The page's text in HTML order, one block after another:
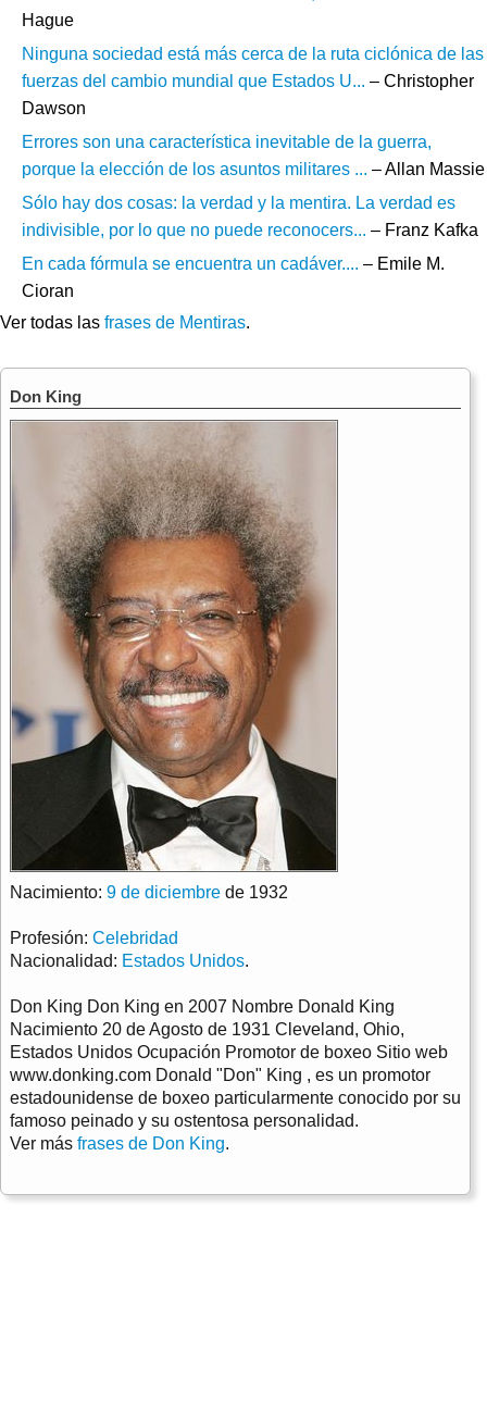
Hague
Ninguna sociedad está más cerca de la ruta ciclónica de las
fuerzas del cambio mundial que Estados U... – Christopher
Dawson
Errores son una característica inevitable de la guerra,
porque la elección de los asuntos militares ... – Allan Massie
Sólo hay dos cosas: la verdad y la mentira. La verdad es
indivisible, por lo que no puede reconocers... – Franz Kafka
En cada fórmula se encuentra un cadáver.... – Emile M.
Cioran
Ver todas las frases de Mentiras.
Don King
Nacimiento: 9 de diciembre de 1932
Profesión: Celebridad
Nacionalidad: Estados Unidos.
Don King Don King en 2007 Nombre Donald King
Nacimiento 20 de Agosto de 1931 Cleveland, Ohio,
Estados Unidos Ocupación Promotor de boxeo Sitio web
www.donking.com Donald "Don" King , es un promotor
estadounidense de boxeo particularmente conocido por su
famoso peinado y su ostentosa personalidad.
Ver más frases de Don King.